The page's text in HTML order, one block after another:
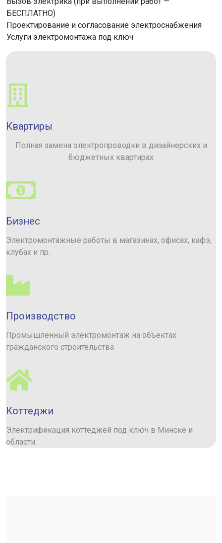
БЕСПЛАТНО)
Проектирование и согласование электроснабжения
Услуги электромонтажа под ключ
Квартиры
Полная замена электропроводки в дизайнерских и
бюджетных квартирах
Бизнес
Электромонтажные работы в магазинах, офисах, кафэ,
клубах и пр.
Производство
Промышленный электромонтаж на объектах
гражданского строительства
Коттеджи
Электрификация коттеджей под ключ в Минске и
области.